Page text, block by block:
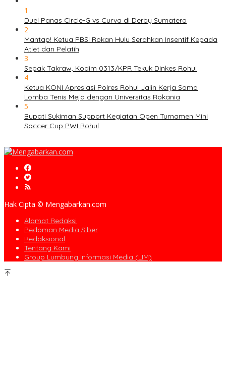
1
Duel Panas Circle-G vs Curva di Derby Sumatera
2
Mantap! Ketua PBSI Rokan Hulu Serahkan Insentif Kepada
Atlet dan Pelatih
3
Sepak Takraw, Kodim 0313/KPR Tekuk Dinkes Rohul
4
Ketua KONI Apresiasi Polres Rohul Jalin Kerja Sama
Lomba Tenis Meja dengan Universitas Rokania
5
Bupati Sukiman Support Kegiatan Open Turnamen Mini
Soccer Cup PWI Rohul
Hak Cipta © Mengabarkan.com
Alamat Redaksi
Pedoman Media Siber
Redaksional
Tentang Kami
Group Lumbung Informasi Media (LIM)